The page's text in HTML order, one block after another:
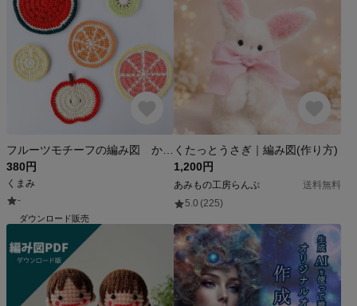
380円
くまみ
-
ダウンロード販売
くたっとうさぎ｜編み図(作り方)
1,200円
あみもの工房らんぷ
送料無料
5.0 (225)